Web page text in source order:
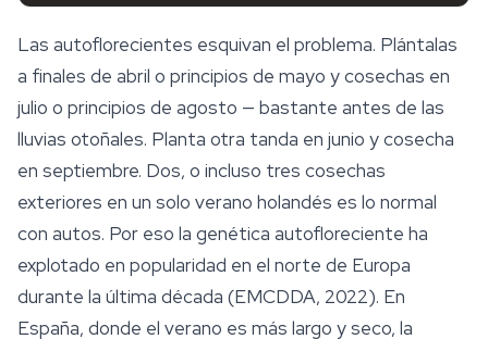
Las autoflorecientes esquivan el problema. Plántalas
a finales de abril o principios de mayo y cosechas en
julio o principios de agosto — bastante antes de las
lluvias otoñales. Planta otra tanda en junio y cosecha
en septiembre. Dos, o incluso tres cosechas
exteriores en un solo verano holandés es lo normal
con autos. Por eso la genética autofloreciente ha
explotado en popularidad en el norte de Europa
durante la última década (EMCDDA, 2022). En
España, donde el verano es más largo y seco, la